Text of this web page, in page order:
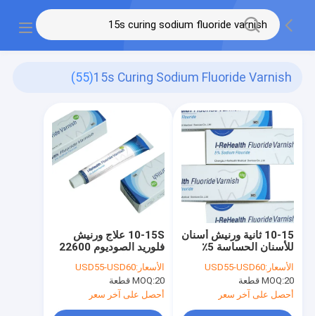
15s Curing Sodium Fluoride Varnish
(55)
10-15S علاج ورنيش
فلوريد الصوديوم 22600
جزء في المليون علاج
تسوس الأسنان بالفلورايد
الأسعار:USD55-USD60
MOQ:20 قطعة
أحصل على آخر سعر
10-15 ثانية ورنيش أسنان
للأسنان الحساسة 5٪
ورنيش فلورايد الصوديوم
الأسعار:USD55-USD60
MOQ:20 قطعة
أحصل على آخر سعر